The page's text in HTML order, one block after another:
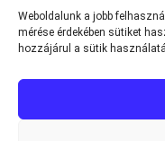
Weboldalunk a jobb
mérése érdekében sütiket
hozzájárul a sütik